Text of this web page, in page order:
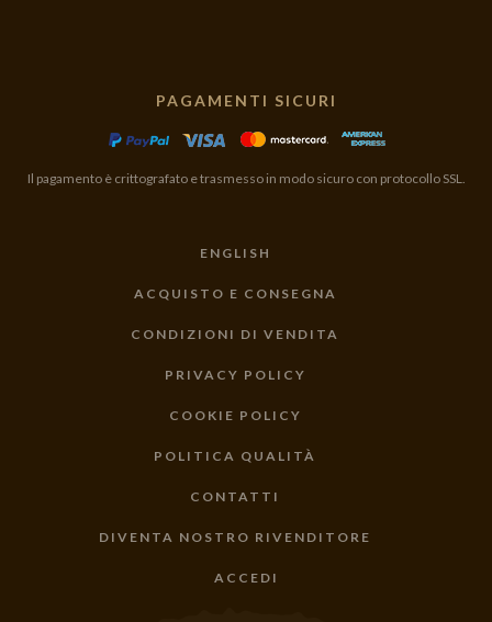
PAGAMENTI SICURI
Il pagamento è crittografato e trasmesso in modo sicuro con protocollo SSL.
ENGLISH
ACQUISTO E CONSEGNA
CONDIZIONI DI VENDITA
PRIVACY POLICY
COOKIE POLICY
POLITICA QUALITÀ
CONTATTI
DIVENTA NOSTRO RIVENDITORE
ACCEDI